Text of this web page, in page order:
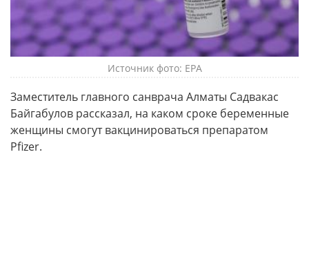
Источник фото: EPA
Заместитель главного санврача Алматы Садвакас
Байгабулов рассказал, на каком сроке беременные
женщины смогут вакцинироваться препаратом
Pfizer.